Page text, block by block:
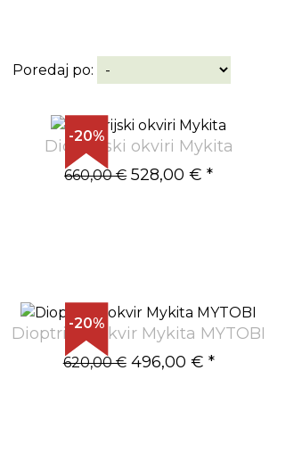
Poredaj po:
-20%
Dioptrijski okviri Mykita
660,00 €528,00 € *
-20%
Dioptrijski okvir Mykita MYTOBI
620,00 €496,00 € *